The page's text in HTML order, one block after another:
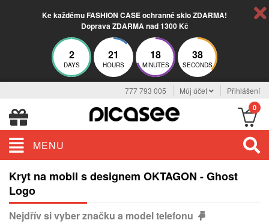
Ke každému FASHION CASE ochranné sklo ZDARMA!
Doprava ZDARMA nad 1300 Kč
2
DAYS
21
HOURS
18
MINUTES
38
SECONDS
777 793 005 Můj účet Přihlášení
0
MENU
Kryt na mobil s designem OKTAGON - Ghost
Logo
Nejdřív si vyber značku a model telefonu